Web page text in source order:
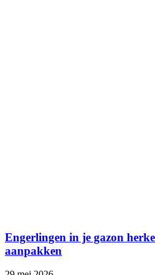
Engerlingen in je gazon
aanpakken